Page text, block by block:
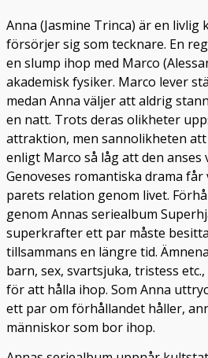
Anna (Jasmine Trinca) är en livlig
försörjer sig som tecknare. En
en slump ihop med Marco
akademisk fysiker. Marco lever
medan Anna väljer att aldrig
en natt. Trots deras olikheter
attraktion, men sannolikheten
enligt Marco så låg att den anses
Genoveses romantiska drama får
parets relation genom livet.
genom Annas seriealbum
superkrafter ett par måste
tillsammans en längre tid.
barn, sex, svartsjuka, tristess
för att hålla ihop. Som Anna
ett par om förhållandet håller,
människor som bor ihop.